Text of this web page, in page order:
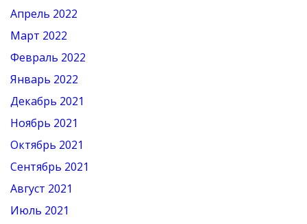
Апрель 2022
Март 2022
Февраль 2022
Январь 2022
Декабрь 2021
Ноябрь 2021
Октябрь 2021
Сентябрь 2021
Август 2021
Июль 2021